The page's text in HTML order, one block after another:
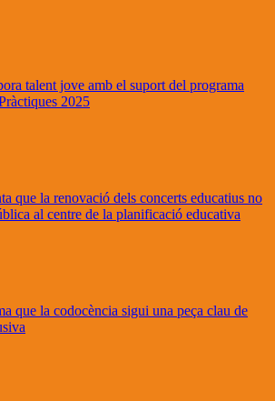
talent jove amb el suport del programa
2025
que la renovació dels concerts educatius no
al centre de la planificació educativa
que la codocència sigui una peça clau de